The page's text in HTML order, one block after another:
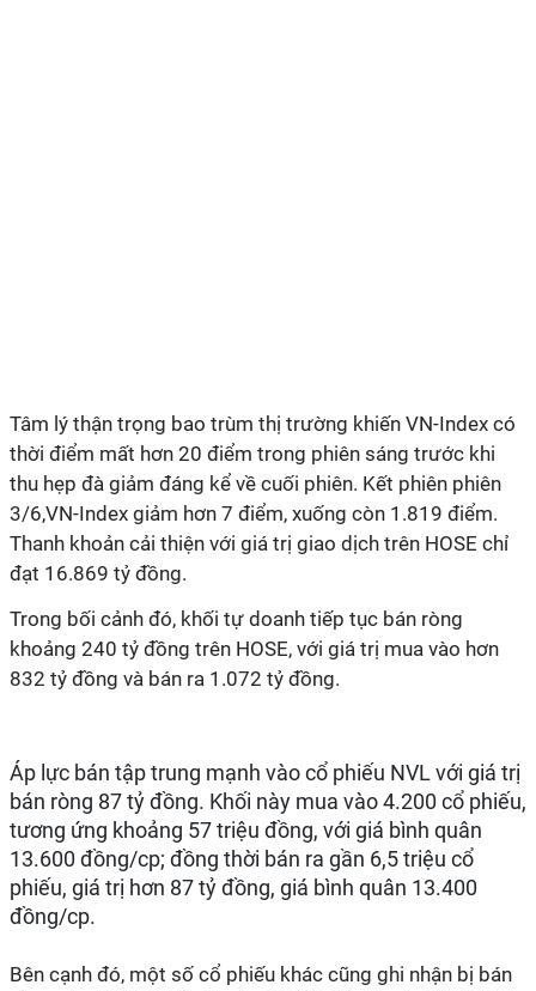
Tâm lý thận trọng bao trùm thị trường khiến VN-Index có
thời điểm mất hơn 20 điểm trong phiên sáng trước khi
thu hẹp đà giảm đáng kể về cuối phiên. Kết phiên phiên
3/6,VN-Index giảm hơn 7 điểm, xuống còn 1.819 điểm.
Thanh khoản cải thiện với giá trị giao dịch trên HOSE chỉ
đạt 16.869 tỷ đồng.
Trong bối cảnh đó, khối tự doanh tiếp tục bán ròng
khoảng 240 tỷ đồng trên HOSE, với giá trị mua vào hơn
832 tỷ đồng và bán ra 1.072 tỷ đồng.
Áp lực bán tập trung mạnh vào cổ phiếu NVL với giá trị
bán ròng 87 tỷ đồng. Khối này mua vào 4.200 cổ phiếu,
tương ứng khoảng 57 triệu đồng, với giá bình quân
13.600 đồng/cp; đồng thời bán ra gần 6,5 triệu cổ
phiếu, giá trị hơn 87 tỷ đồng, giá bình quân 13.400
đồng/cp.
Bên cạnh đó, một số cổ phiếu khác cũng ghi nhận bị bán